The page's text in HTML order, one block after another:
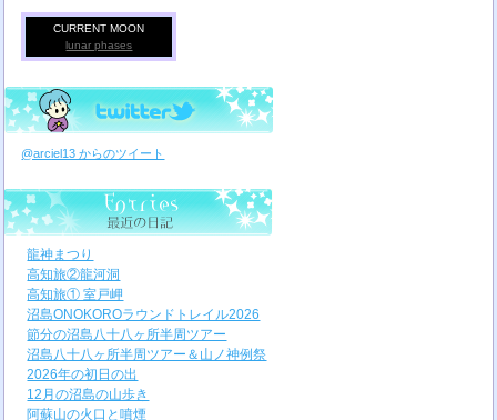
CURRENT MOON
lunar phases
@arciel13 からのツイート
龍神まつり
高知旅②龍河洞
高知旅① 室戸岬
沼島ONOKOROラウンドトレイル2026
節分の沼島八十八ヶ所半周ツアー
沼島八十八ヶ所半周ツアー＆山ノ神例祭
2026年の初日の出
12月の沼島の山歩き
阿蘇山の火口と噴煙